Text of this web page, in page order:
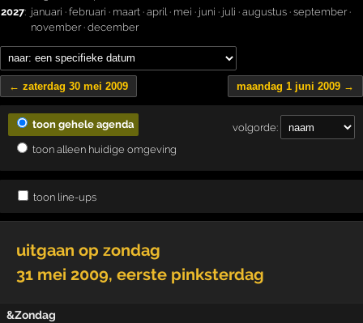
2027: januari · februari · maart · april· mei · juni · juli · augustus · september·
november· december
← zaterdag 30 mei 2009 maandag 1 juni 2009 →
volgorde:
toon gehele agenda
toon alleen huidige omgeving
toon line-ups
uitgaan op zondag
31 mei 2009, eerste pinksterdag
&Zondag